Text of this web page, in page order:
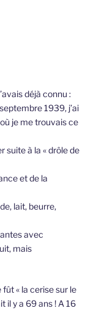
déjà connu :
1939, j’ai
je me trouvais ce
suite à la « drôle de
et de la
lait, beurre,
avec
mais
« la cerise sur le
il y a 69 ans ! A 16